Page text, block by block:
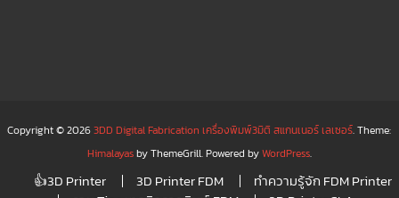
Copyright © 20263DD Digital Fabrication เครื่องพิมพ์3มิติ สแกนเนอร์ เลเซอร์. Theme:
Himalayasby ThemeGrill. Powered byWordPress.
👍3D Printer 3D Printer FDM
ทำความรู้จัก FDM Printer